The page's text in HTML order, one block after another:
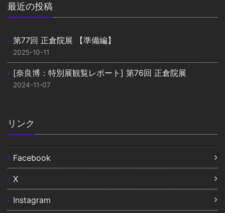
最近の投稿
第77回 正倉院展 【準備編】
2025-10-11
[奈良博：特別展観覧レポート] 第76回 正倉院展
2024-11-07
リンク
Facebook
X
Instagram